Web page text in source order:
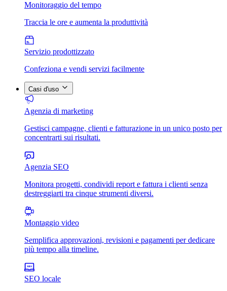
Monitoraggio del tempo
Traccia le ore e aumenta la produttività
Servizio prodottizzato
Confeziona e vendi servizi facilmente
Casi d'uso
Agenzia di marketing
Gestisci campagne, clienti e fatturazione in un unico posto per
concentrarti sui risultati.
Agenzia SEO
Monitora progetti, condividi report e fattura i clienti senza
destreggiarti tra cinque strumenti diversi.
Montaggio video
Semplifica approvazioni, revisioni e pagamenti per dedicare
più tempo alla timeline.
SEO locale